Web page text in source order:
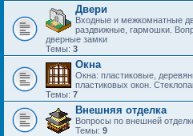
Двери
Входные и межкомнатные
раздвижные, гармошки.
дверные замки
Темы: 3
Окна
Окна: пластиковые,
пластиковых окон.
Темы: 7
Внешняя отделка
Вопросы по внешней
Темы: 9